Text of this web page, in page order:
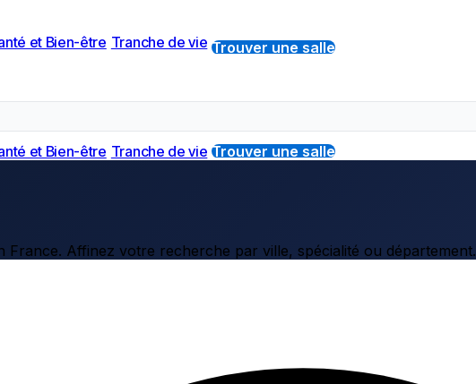
et Bien-être Tranche de vie Trouver une salle
et Bien-être Tranche de vie Trouver une salle
France. Affinez votre recherche par ville, spécialité ou département.